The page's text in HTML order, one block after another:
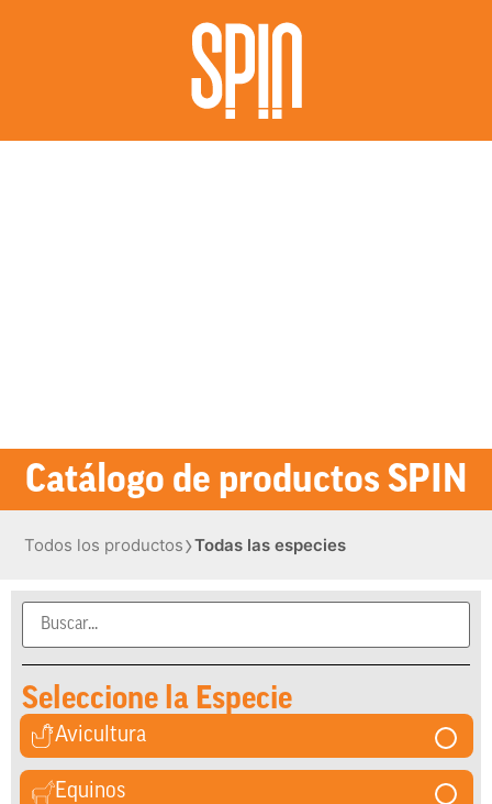
Catálogo de productos SPIN
Todos los productos›Todas las especies
Seleccione la Especie
Avicultura
Equinos